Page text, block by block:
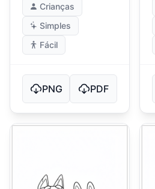
Crianças
Simples
Fácil
PNG PDF